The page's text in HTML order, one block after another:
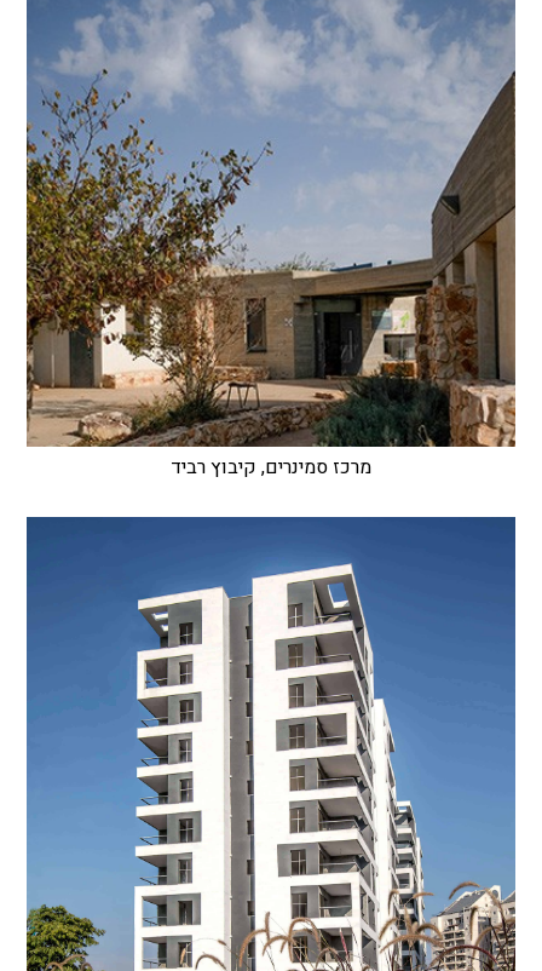
מרכז סמינרים, קיבוץ רביד